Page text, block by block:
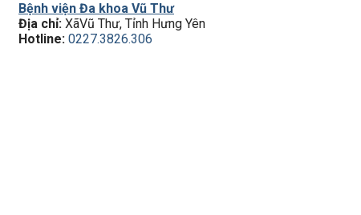
Bệnh viện Đa khoa Vũ Thư
Địa chỉ: XãVũ Thư, Tỉnh Hưng Yên
Hotline: 0227.3826.306